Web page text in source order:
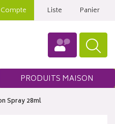
Compte Liste Panier
PRODUITS MAISON
Spray 28ml